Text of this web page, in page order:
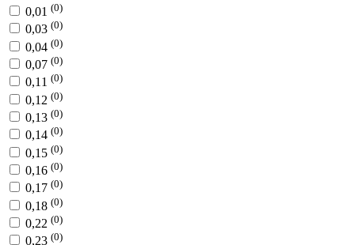
0,01 (0)
0,03 (0)
0,04 (0)
0,07 (0)
0,11 (0)
0,12 (0)
0,13 (0)
0,14 (0)
0,15 (0)
0,16 (0)
0,17 (0)
0,18 (0)
0,22 (0)
0,23 (0)